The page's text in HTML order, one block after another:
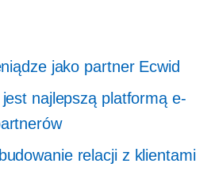
jako partner Ecwid
najlepszą platformą e-
relacji z klientami